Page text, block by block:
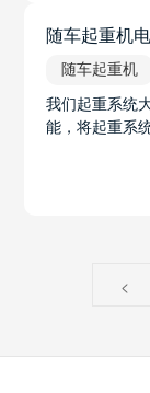
随车起重机
随车起重机
我们起重系统
能，将起重系
极大地推进起
率。无论是在
<